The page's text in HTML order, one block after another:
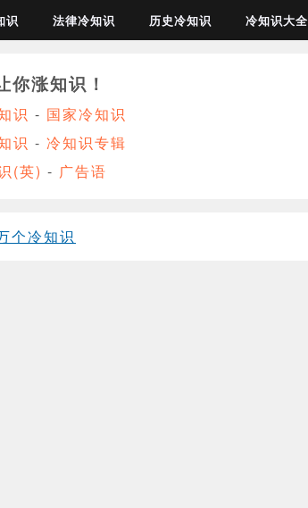
识 法律冷知识 历史冷知识 冷知识大全
你涨知识！
识 - 国家冷知识
识 - 冷知识专辑
(英) - 广告语
个冷知识